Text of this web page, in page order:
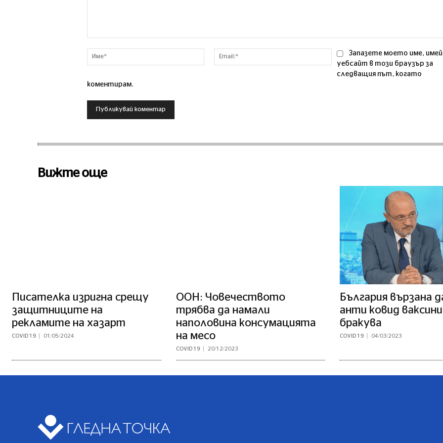
Име*
Email:*Запазете моето име,
уебсайт в този браузър за
следващия път, когато
коментирам.
Вижте още
Писателка изригна срещу
защитниците на
рекламите на хазарт
COVID 19 01/05/2024
ООН: Човечеството
трябва да намали
наполовина консумацията
на месо
COVID 19 20/12/2023
България вързана
анти ковид
бракува
COVID 19 04/03/2023